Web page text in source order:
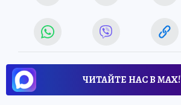
ЧИТАЙТЕ НАС В МАХ!